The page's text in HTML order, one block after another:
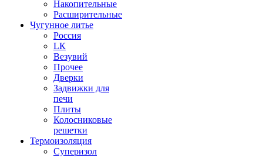
Накопительные
Расширительные
Чугунное литье
Россия
LК
Везувий
Прочее
Дверки
Задвижки для
печи
Плиты
Колосниковые
решетки
Термоизоляция
Суперизол